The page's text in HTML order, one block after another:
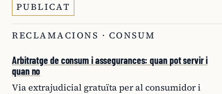
PUBLICAT
RECLAMACIONS · CONSUM
Arbitratge de consum i assegurances: quan pot servir i
quan no
Via extrajudicial gratuïta per al consumidor i